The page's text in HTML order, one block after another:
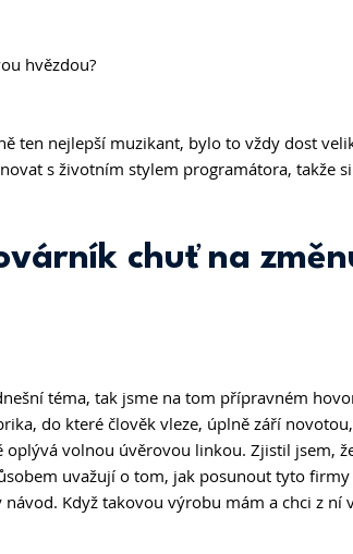
hvězdou?
ten nejlepší muzikant, bylo to vždy dost
s životním stylem programátora, takže
chuť na
téma, tak jsme na tom přípravném
do které člověk vleze, úplně září
volnou úvěrovou linkou. Zjistil jsem,
uvažují o tom, jak posunout tyto
Když takovou výrobu mám a chci z